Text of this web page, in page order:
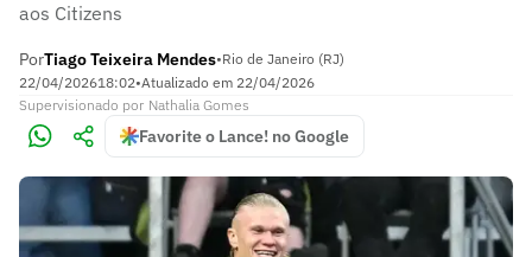
aos Citizens
PorTiago Teixeira Mendes•Rio de Janeiro (RJ)
22/04/202618:02•Atualizado em 22/04/2026
Supervisionado por Nathalia Gomes
Favorite o Lance! no Google